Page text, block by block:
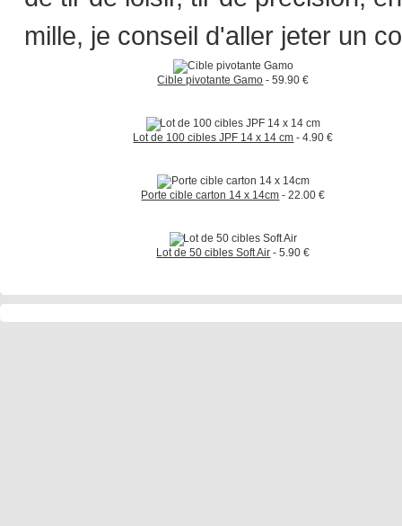
mille, je conseil d'aller jeter un
Cible pivotante Gamo - 59.90 €
Lot de 100 cibles JPF 14 x 14 cm - 4.90 €
Porte cible carton 14 x 14cm - 22.00 €
Lot de 50 cibles Soft Air - 5.90 €